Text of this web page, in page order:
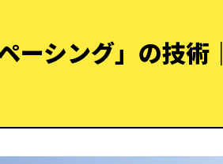
ーシング」の技